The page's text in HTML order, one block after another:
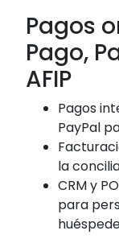
Pagos
Pago,
AFIP
Pagos
PayPal
la
CRM y
para